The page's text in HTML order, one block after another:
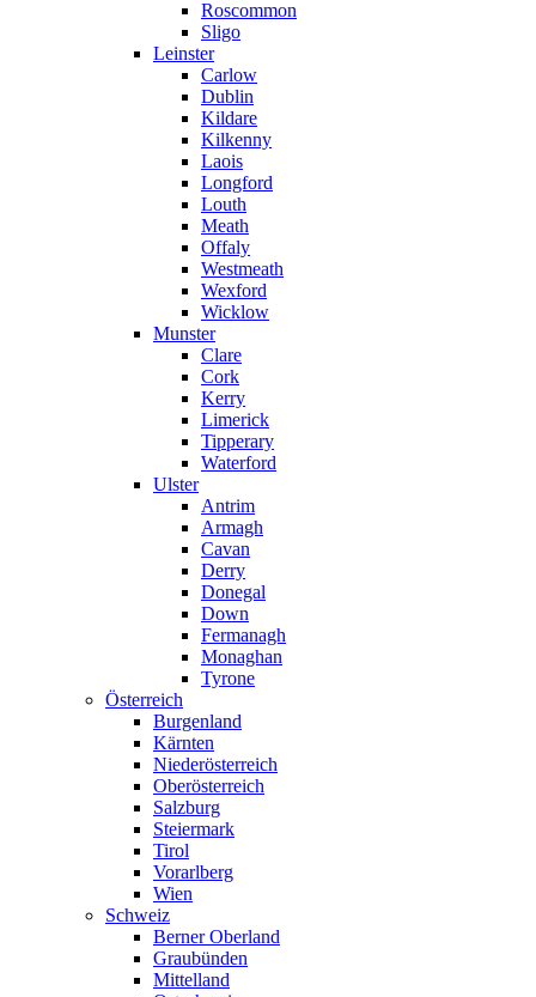
Roscommon
Sligo
Leinster
Carlow
Dublin
Kildare
Kilkenny
Laois
Longford
Louth
Meath
Offaly
Westmeath
Wexford
Wicklow
Munster
Clare
Cork
Kerry
Limerick
Tipperary
Waterford
Ulster
Antrim
Armagh
Cavan
Derry
Donegal
Down
Fermanagh
Monaghan
Tyrone
Österreich
Burgenland
Kärnten
Niederösterreich
Oberösterreich
Salzburg
Steiermark
Tirol
Vorarlberg
Wien
Schweiz
Berner Oberland
Graubünden
Mittelland